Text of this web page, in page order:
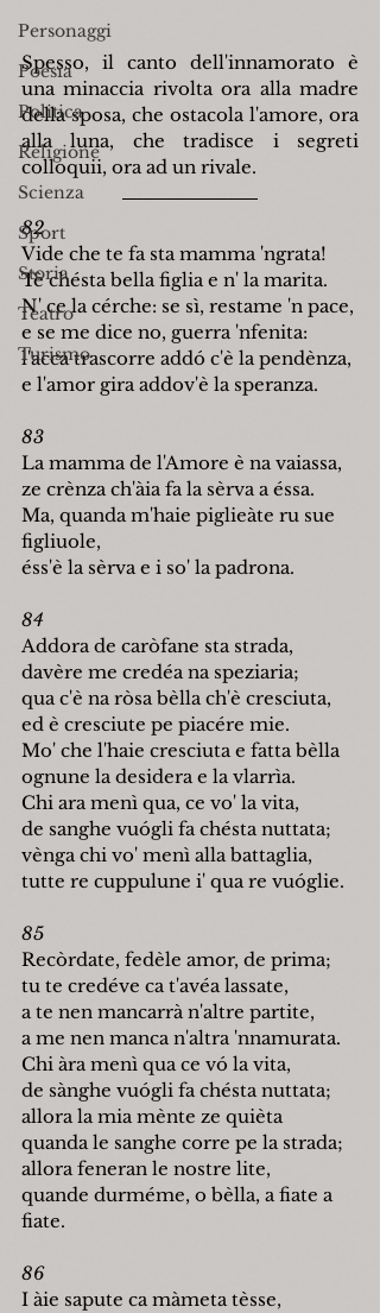
Personaggi
Poesia
Politica
Religione
Scienza
Sport
Storia
Teatro
Turismo
Spesso, il canto dell'innamorato è
una minaccia rivolta ora alla madre
della sposa, che ostacola l'amore, ora
alla luna, che tradisce i segreti
colloquii, ora ad un rivale.
82
Vide che te fa sta mamma 'ngrata!
Tè chésta bella figlia e n' la marita.
N' ce la cérche: se sì, restame 'n pace,
e se me dice no, guerra 'nfenita:
l'acca trascorre addó c'è la pendènza,
e l'amor gira addov'è la speranza.
83
La mamma de l'Amore è na vaiassa,
ze crènza ch'àia fa la sèrva a éssa.
Ma, quanda m'haie piglieàte ru sue
figliuole,
éss'è la sèrva e i so' la padrona.
84
Addora de caròfane sta strada,
davère me credéa na speziaria;
qua c'è na ròsa bèlla ch'è cresciuta,
ed è cresciute pe piacére mie.
Mo' che l'haie cresciuta e fatta bèlla
ognune la desidera e la vlarrìa.
Chi ara menì qua, ce vo' la vita,
de sanghe vuógli fa chésta nuttata;
vènga chi vo' menì alla battaglia,
tutte re cuppulune i' qua re vuóglie.
85
Recòrdate, fedèle amor, de prima;
tu te credéve ca t'avéa lassate,
a te nen mancarrà n'altre partite,
a me nen manca n'altra 'nnamurata.
Chi àra menì qua ce vó la vita,
de sànghe vuógli fa chésta nuttata;
allora la mia mènte ze quièta
quanda le sanghe corre pe la strada;
allora feneran le nostre lite,
quande durméme, o bèlla, a fiate a
fiate.
86
I àie sapute ca màmeta tèsse,